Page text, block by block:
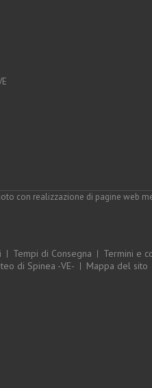
con realizzazione di pagine web
Tempi di Consegna Termini e
di Spinea -VE-
Mappa del sito